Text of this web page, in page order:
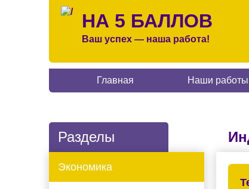
НА 5 БАЛЛОВ
Ваш успех — наша работа!
Главная Наши работы
Разделы
Экономика